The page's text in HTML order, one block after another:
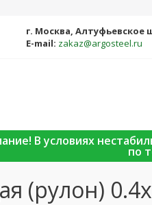
г. Москва, Алтуфьевское
E-mail: zakaz@argosteel.ru
В условиях
по
(рулон)